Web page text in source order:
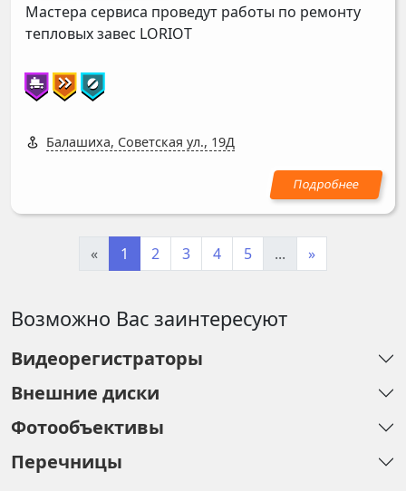
Мастера сервиса проведут работы по ремонту
тепловых завес LORIOT
Балашиха, Советская ул., 19Д
« 1 2 3 4 5 ... »
Возможно Вас заинтересуют
Видеорегистраторы
Внешние диски
Фотообъективы
Перечницы